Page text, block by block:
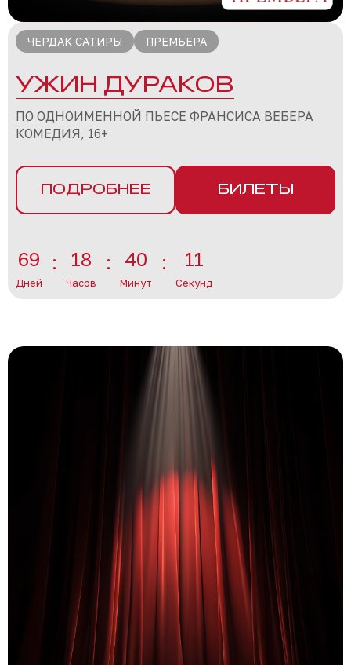
ЧЕРДАК САТИРЫ ПРЕМЬЕРА
УЖИН ДУРАКОВ
ПО ОДНОИМЕННОЙ ПЬЕСЕ ФРАНСИСА ВЕБЕРА
КОМЕДИЯ, 16+
ПОДРОБНЕЕ БИЛЕТЫ
69
Дней
18
Часов
40
Минут
8
Секунд